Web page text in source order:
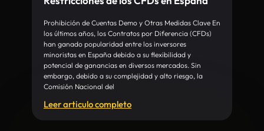
Prohibición de Cuentas Demo y Otras Medidas Clave En
los últimos años, los Contratos por Diferencia (CFDs)
han ganado popularidad entre los inversores
minoristas en España debido a su flexibilidad y
potencial de ganancias en diversos mercados. Sin
embargo, debido a su complejidad y alto riesgo, la
Comisión Nacional del
Leer articulo completo